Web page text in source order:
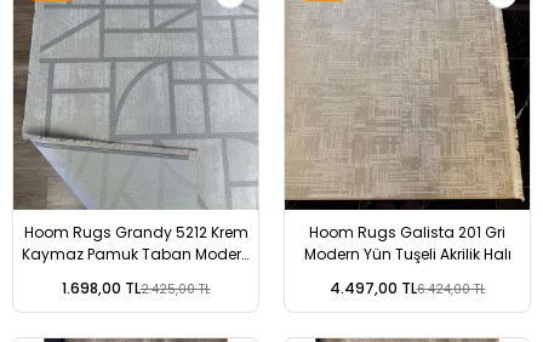
Hoom Rugs Grandy 5212 Krem
Kaymaz Pamuk Taban Modern
1.698,00 TL2.425,00 TL
Hoom Rugs Galista 201 Gri
Modern Yün Tuşeli Akrilik Halı
4.497,00 TL6.424,00 TL